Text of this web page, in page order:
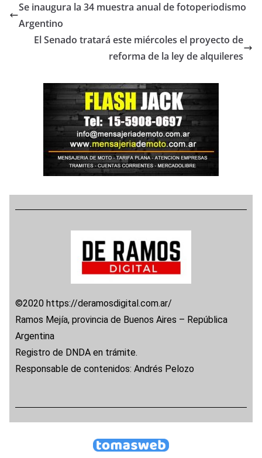
Se inaugura la 34 muestra anual de fotoperiodismo
Argentino
El Senado tratará este miércoles el proyecto de
reforma de la ley de alquileres
©2020 https://deramosdigital.com.ar/
Ramos Mejía, provincia de Buenos Aires – República
Argentina
Registro de DNDA en trámite.
Responsable de contenidos: Andrés Pelozo